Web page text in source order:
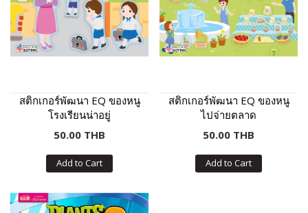
สติกเกอร์พัฒนา EQ ของหนู
โรงเรียนน่าอยู่
50.00 THB
Add to Cart
สติกเกอร์พัฒนา EQ ของหนู
ไปจ่ายตลาด
50.00 THB
Add to Cart